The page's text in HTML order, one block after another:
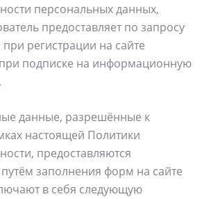
персональных данных,
предоставляет по запросу
регистрации на сайте
подписке на информационную
данные, разрешённые к
настоящей Политики
предоставляются
заполнения форм на сайте
в себя следующую